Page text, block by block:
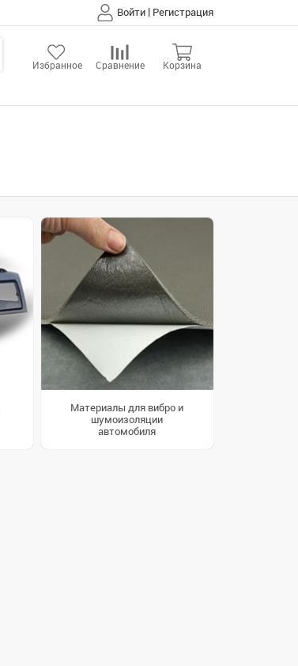
Войти | Регистрация
Избранное Сравнение Корзина
Материалы для вибро и
шумоизоляции
автомобиля